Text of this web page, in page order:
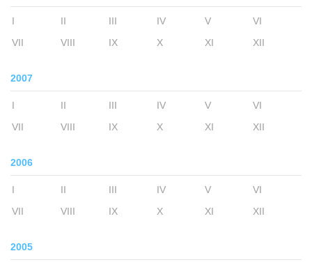
I II III IV V
VI
VII
VIII IX X XI XII
2007
I II III IV V
VI
VII
VIII IX X XI XII
2006
I II III IV V
VI
VII
VIII IX X XI XII
2005